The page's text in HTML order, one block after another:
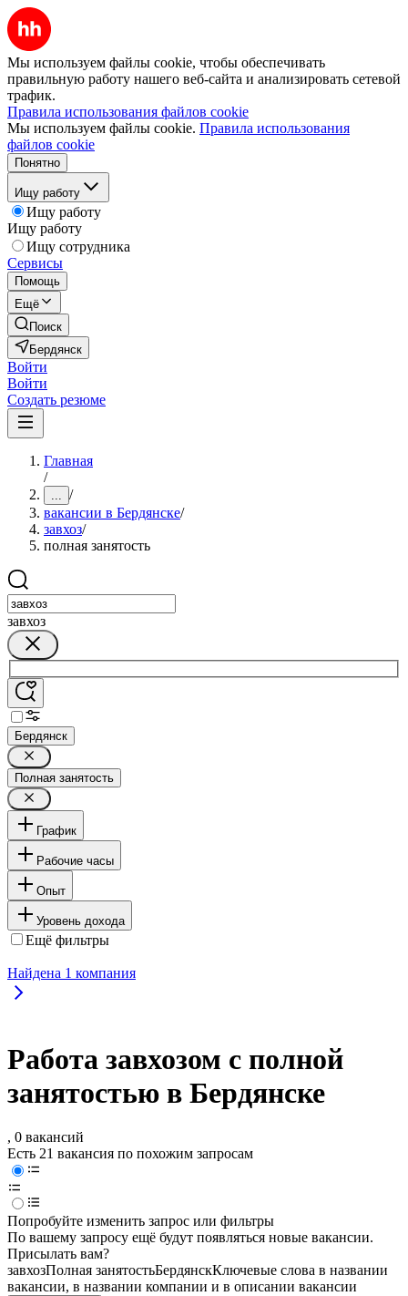
Мы используем файлы cookie, чтобы обеспечивать
правильную работу нашего веб-сайта и анализировать сетевой
трафик.
Правила использования файлов cookie
Мы используем файлы cookie. Правила использования
файлов cookie
Понятно
Ищу работу
Ищу работу
Ищу работу
Ищу сотрудника
Сервисы
Помощь
Ещё
Поиск
Бердянск
Войти
Войти
Создать резюме
Главная
/
... /
вакансии в Бердянске/
завхоз/
полная занятость
завхоз
Бердянск
Полная занятость
График
Рабочие часы
Опыт
Уровень дохода
Ещё фильтры
Найдена 1 компания
Работа завхозом с полной
занятостью в Бердянске
, 0 вакансий
Есть 21 вакансия по похожим запросам
Попробуйте изменить запрос или фильтры
По вашему запросу ещё будут появляться новые вакансии.
Присылать вам?
завхозПолная занятостьБердянскКлючевые слова в названии
вакансии, в названии компании и в описании вакансии